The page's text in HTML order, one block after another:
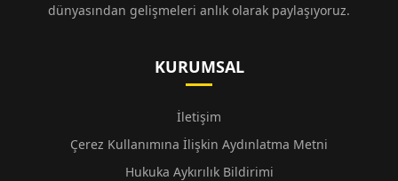
dünyasından gelişmeleri anlık olarak paylaşıyoruz.
KURUMSAL
İletişim
Çerez Kullanımına İlişkin Aydınlatma Metni
Hukuka Aykırılık Bildirimi